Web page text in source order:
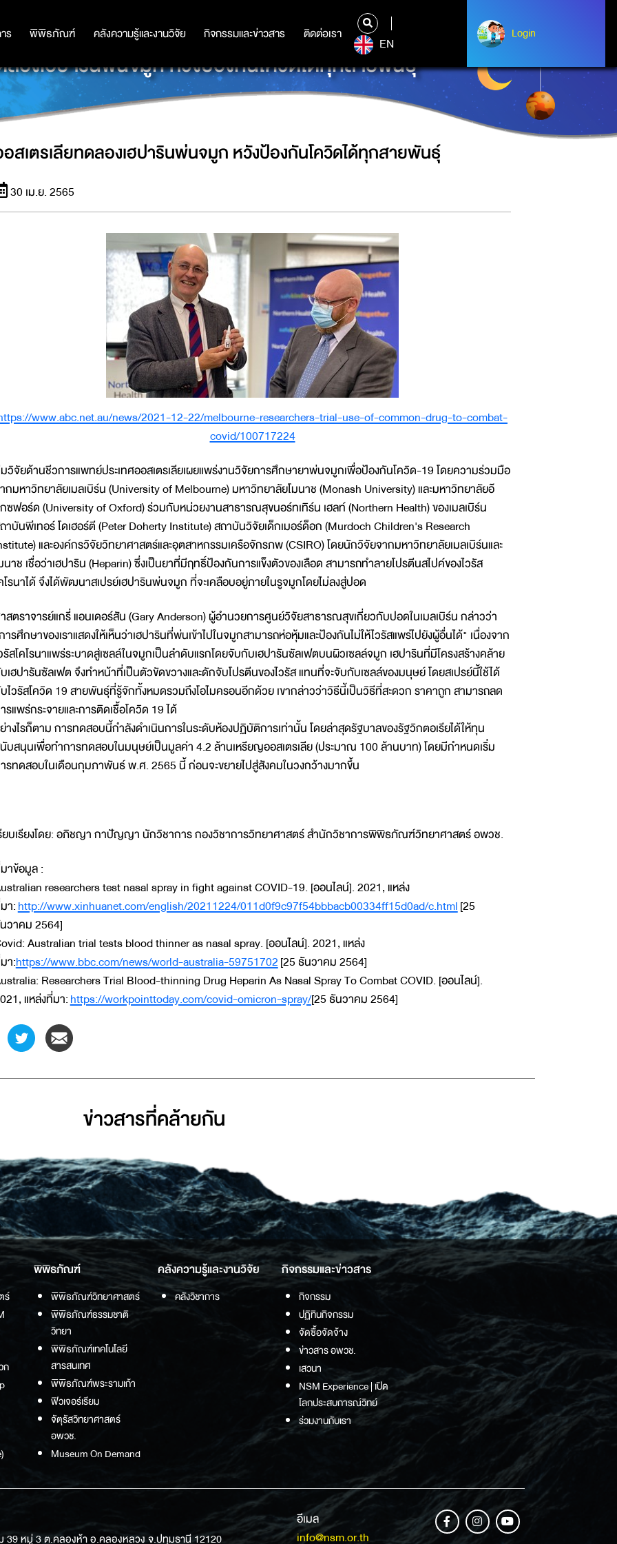
ร พิพิธภัณฑ์ คลังความรู้และงานวิจัย กิจกรรมและข่าวสาร ติดต่อเรา
ร พิพิธภัณฑ์ คลังความรู้และงานวิจัย กิจกรรมและข่าวสาร ติดต่อเรา
EN
Login
Login
ลองเฮปารินพ่นจมูก หวังป้องกันโควิดได้ทุกสายพันธุ์
สเตรเลียทดลองเฮปารินพ่นจมูก หวังป้องกันโควิดได้ทุกสายพันธุ์
30 เม.ย. 2565
www.abc.net.au/news/2021-12-22/melbourne-researchers-trial-use-of-common-drug-to-combat-
covid/100717224
วิจัยด้านชีวการแพทย์ประเทศออสเตรเลียเผยแพร่งานวิจัยการศึกษายาพ่นจมูกเพื่อป้องกันโควิด-19 โดยความร่วมมือ
กมหาวิทยาลัยเมลเบิร์น (University of Melbourne) มหาวิทยาลัยโมนาช (Monash University) และมหาวิทยาลัยอ๊
ซฟอร์ด (University of Oxford) ร่วมกับหน่วยงานสาธารณสุขนอร์ทเทิร์น เฮลท์ (Northern Health) ของเมลเบิร์น
าบันพีเทอร์ โดเฮอร์ตี (Peter Doherty Institute) สถาบันวิจัยเด็กเมอร์ด็อก (Murdoch Children's Research
และองค์กรวิจัยวิทยาศาสตร์และอุตสาหกรรมเครือจักรภพ (CSIRO) โดยนักวิจัยจากมหาวิทยาลัยเมลเบิร์นและ
นาช เชื่อว่าเฮปาริน (Heparin) ซึ่งเป็นยาที่มีฤทธิ์ป้องกันการแข็งตัวของเลือด สามารถทำลายโปรตีนสไปค์ของไวรัส
โรนาได้ จึงได้พัฒนาสเปรย์เฮปารินพ่นจมูก ที่จะเคลือบอยู่ภายในรูจมูกโดยไม่ลงสู่ปอด
สตราจารย์แกรี่ แอนเดอร์สัน (Gary Anderson) ผู้อำนวยการศูนย์วิจัยสาธารณสุขเกี่ยวกับปอดในเมลเบิร์น กล่าวว่า
ารศึกษาของเราแสดงให้เห็นว่าเฮปารินที่พ่นเข้าไปในจมูกสามารถห่อหุ้มและป้องกันไม่ให้ไวรัสแพร่ไปยังผู้อื่นได้" เนื่องจาก
รัสโคโรนาแพร่ระบาดสู่เซลล์ในจมูกเป็นลำดับแรกโดยจับกับเฮปารันซัลเฟตบนผิวเซลล์จมูก เฮปารินที่มีโครงสร้างคล้าย
เฮปารันซัลเฟต จึงทำหน้าที่เป็นตัวขัดขวางและดักจับโปรตีนของไวรัส แทนที่จะจับกับเซลล์ของมนุษย์ โดยสเปรย์นี้ใช้ได้
ไวรัสโควิด 19 สายพันธุ์ที่รู้จักทั้งหมดรวมถึงโอไมครอนอีกด้วย เขากล่าวว่าวิธีนี้เป็นวิธีที่สะดวก ราคาถูก สามารถลด
รแพร่กระจายและการติดเชื้อโควิด 19 ได้
างไรก็ตาม การทดสอบนี้กำลังดำเนินการในระดับห้องปฏิบัติการเท่านั้น โดยล่าสุดรัฐบาลของรัฐวิกตอเรียได้ให้ทุน
บสนุนเพื่อทำการทดสอบในมนุษย์เป็นมูลค่า 4.2 ล้านเหรียญออสเตรเลีย (ประมาณ 100 ล้านบาท) โดยมีกำหนดเริ่ม
รทดสอบในเดือนกุมภาพันธ์ พ.ศ. 2565 นี้ ก่อนจะขยายไปสู่สังคมในวงกว้างมากขึ้น
ยบเรียงโดย: อภิชญา กาปัญญา นักวิชาการ กองวิชาการวิทยาศาสตร์ สำนักวิชาการพิพิธภัณฑ์วิทยาศาสตร์ อพวช.
าข้อมูล :
researchers test nasal spray in fight against COVID-19. [ออนไลน์]. 2021, แหล่ง
า:http://www.xinhuanet.com/english/20211224/011d0f9c97f54bbbacb00334ff15d0ad/c.html[25
วาคม 2564]
Australian trial tests blood thinner as nasal spray. [ออนไลน์]. 2021, แหล่ง
า:https://www.bbc.com/news/world-australia-59751702[25 ธันวาคม 2564]
Researchers Trial Blood-thinning Drug Heparin As Nasal Spray To Combat COVID. [ออนไลน์].
แหล่งที่มา:https://workpointtoday.com/covid-omicron-spray/[25 ธันวาคม 2564]
ข่าวสารที่่คล้ายกัน
ร์
ก
พิพิธภัณฑ์
พิพิธภัณฑ์วิทยาศาสตร์
พิพิธภัณฑ์ธรรมชาติ
วิทยา
พิพิธภัณฑ์เทคโนโลยี
สารสนเทศ
พิพิธภัณฑ์พระรามเก้า
ฟิวเจอร์เรียม
จัตุรัสวิทยาศาสตร์
อพวช.
Museum On Demand
คลังความรู้และงานวิจัย
คลังวิชาการ
กิจกรรมและข่าวสาร
กิจกรรม
ปฏิทินกิจกรรม
จัดซื้อจัดจ้าง
ข่าวสาร อพวช.
เสวนา
NSM Experience | เปิด
โลกประสบการณ์วิทย์
ร่วมงานกับเรา
39 หมู่ 3 ต.คลองห้า อ.คลองหลวง จ.ปทุมธานี 12120
อีเมล
info@nsm.or.th